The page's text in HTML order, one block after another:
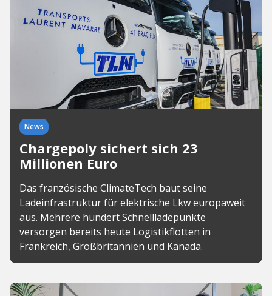
News
Chargepoly sichert sich 23
Millionen Euro
Das französische ClimateTech baut seine
Ladeinfrastruktur für elektrische Lkw europaweit
aus. Mehrere hundert Schnellladepunkte
versorgen bereits heute Logistikflotten in
Frankreich, Großbritannien und Kanada.